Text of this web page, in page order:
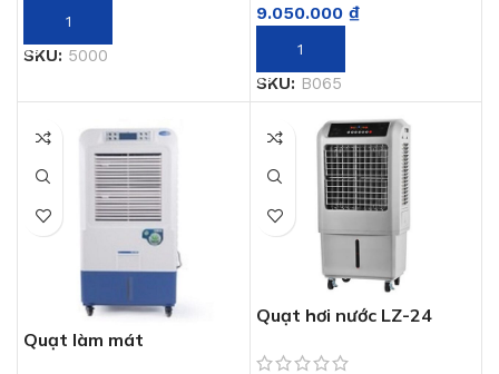
THÊM VÀO GIỎ HÀNG
SKU: 5000
9.050.000 ₫
THÊM VÀO GIỎ HÀNG
SKU: B065
Quạt làm mát
Quạt hơi nước LZ-24